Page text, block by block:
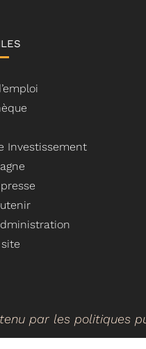
Investissement
par les politiques